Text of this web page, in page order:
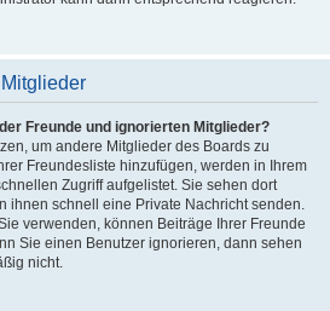
Freunde und ignorierten Mitglieder?
um andere Mitglieder des Boards zu
Freundesliste hinzufügen, werden in Ihrem
Zugriff aufgelistet. Sie sehen dort
ihnen schnell eine Private Nachricht senden.
verwenden, können Beiträge Ihrer Freunde
Sie einen Benutzer ignorieren, dann sehen
nicht.